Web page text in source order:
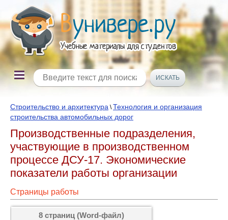
Строительство и архитектура \Технология и организация
строительства автомобильных дорог
Производственные подразделения,
участвующие в производственном
процессе ДСУ-17. Экономические
показатели работы организации
Страницы работы
8 страниц (Word-файл)